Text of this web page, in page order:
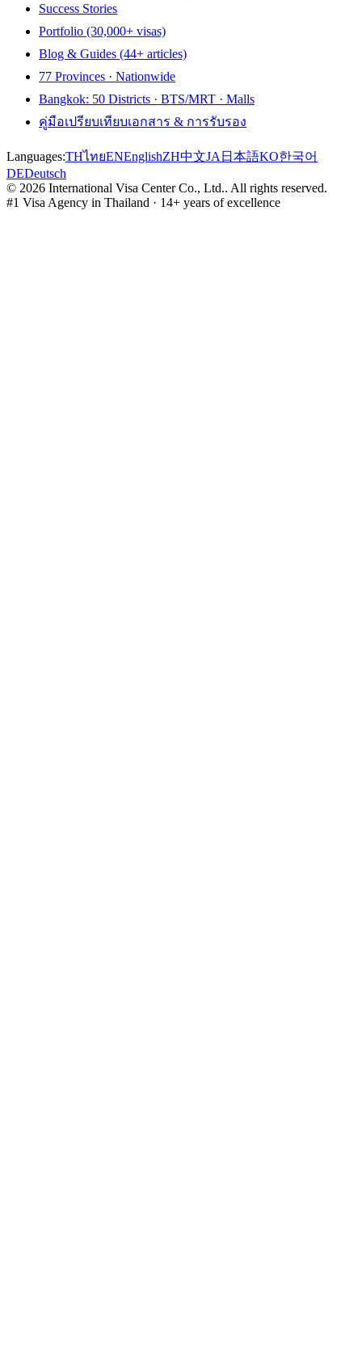
Success Stories
Portfolio (30,000+ visas)
Blog & Guides (44+ articles)
77 Provinces · Nationwide
Bangkok: 50 Districts · BTS/MRT · Malls
คู่มือเปรียบเทียบเอกสาร & การรับรอง
Languages:THไทยENEnglishZH中文JA 日本語KO한국어
DEDeutsch
© 2026 International Visa Center Co., Ltd.. All rights reserved.
#1 Visa Agency in Thailand · 14+ years of excellence